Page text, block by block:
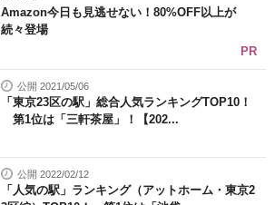
Amazon今日も見逃せない！80%OFF以上が
続々登場
PR
公開 2021/05/06
「東京23区の駅」総合人気ランキングTOP10！
第1位は「三軒茶屋」！【202...
公開 2022/02/12
「人気の駅」ランキング（アットホーム・東京2